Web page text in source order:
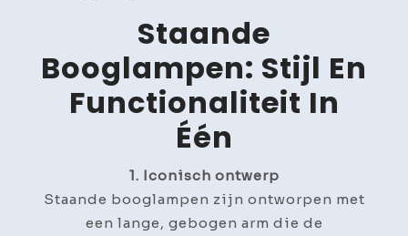
Staande
Booglampen: Stijl En
Functionaliteit In
Één
1. Iconisch ontwerp
Staande booglampen zijn ontworpen met
een lange, gebogen arm die de